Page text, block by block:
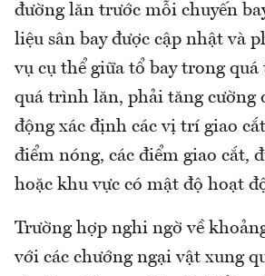
đường lăn trước mỗi chuyến
liệu sân bay được cập nhật và
vụ cụ thể giữa tổ bay trong
quá trình lăn, phải tăng cường
động xác định các vị trí giao
điểm nóng, các điểm giao cắt,
hoặc khu vực có mật độ hoạt
Trường hợp nghi ngờ về
với các chướng ngại vật xung